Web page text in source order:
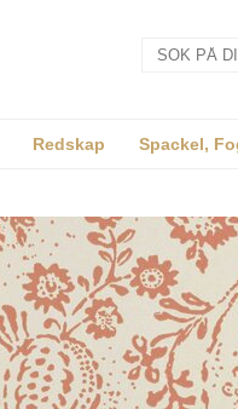
Redskap Spackel,